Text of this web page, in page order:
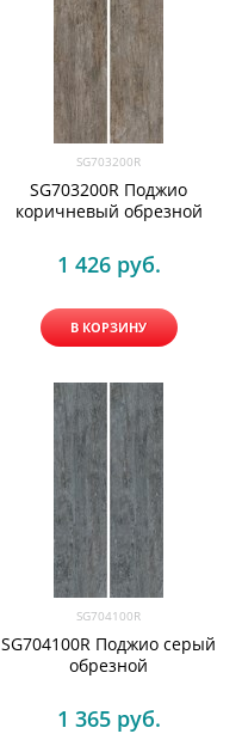
SG703200R
SG703200R Поджио
коричневый обрезной
1 426 руб.
В КОРЗИНУ
SG704100R
SG704100R Поджио серый
обрезной
1 365 руб.